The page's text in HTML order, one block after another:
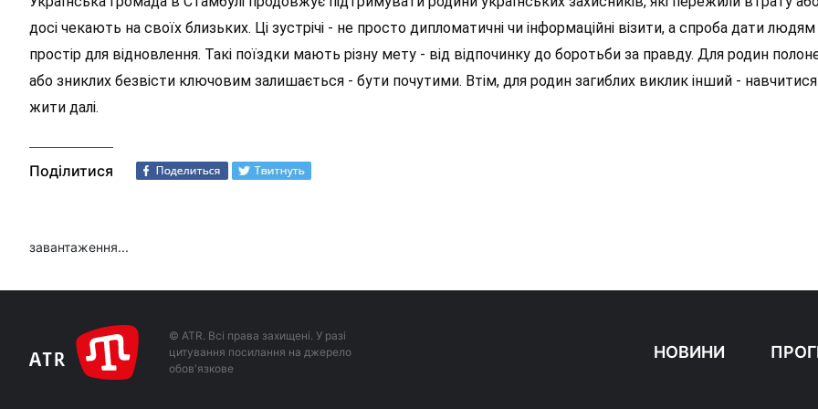
досі чекають на своїх близьких. Ці зустрічі - не просто дипломатичні чи інформаційні візити, а спроба дати людям
простір для відновлення. Такі поїздки мають різну мету - від відпочинку до боротьби за правду. Для родин
або зниклих безвісти ключовим залишається - бути почутими. Втім, для родин загиблих виклик інший - навчитися
жити далі.
Поділитися
завантаження...
© ATR. Всі права захищені. У разі
цитування посилання на джерело
обов'язкове
НОВИНИ